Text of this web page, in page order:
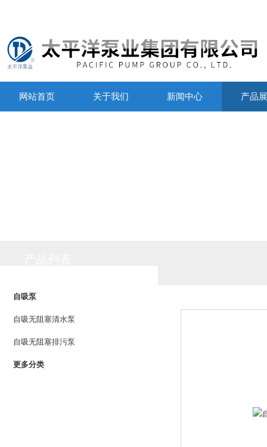
网站首页 关于我们 新闻中心 产品
自吸泵
自吸无阻塞清水泵
自吸无阻塞排污泵
更多分类